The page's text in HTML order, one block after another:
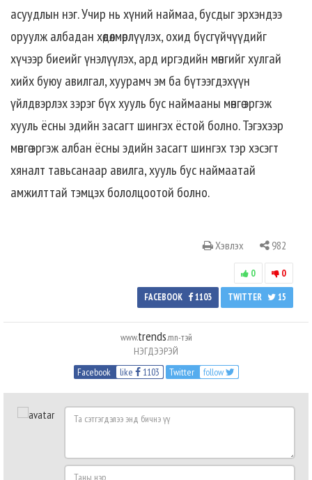
асуудлын нэг. Учир нь хүний наймаа, бусдыг эрхэндээ
оруулж албадан хөдөлмөрлүүлэх, охид бүсгүйчүүдийг
хүчээр биеийг үнэлүүлэх, ард иргэдийн мөнгийг хулгай
хийх буюу авилгал, хуурамч эм ба бүтээгдэхүүн
үйлдвэрлэх зэрэг бүх хууль бус наймааны мөнгө эргэж
хууль ёсны эдийн засагт шингэх ёстой болно. Тэгэхээр
мөнгө эргэж албан ёсны эдийн засагт шингэх тэр хэсэгт
хяналт тавьсанаар авилга, хууль бус наймаатай
амжилттай тэмцэх бололцоотой болно.
Хэвлэх 982
0 0
FACEBOOK 1103 TWITTER 15
www.trends.mn-тэй
НЭГДЭЭРЭЙ
Facebook
like 1103 Twitter follow
Та
бичнэ
Таны